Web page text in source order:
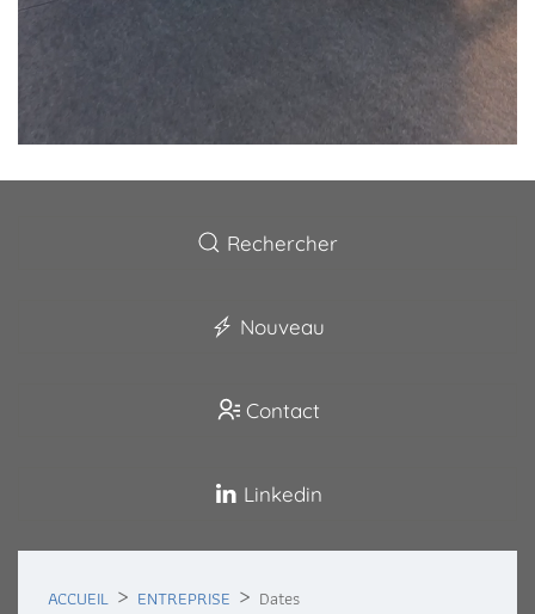
Rechercher
Nouveau
Contact
Linkedin
ACCUEIL ENTREPRISE Dates